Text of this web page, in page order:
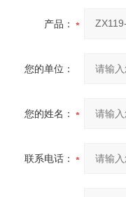
产品：
您的单位：
您的姓名：
联系电话：